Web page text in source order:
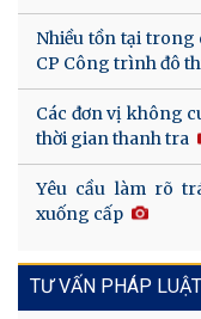
Nhiều tồn tại trong
CP Công trình đô
Các đơn vị không
thời gian thanh tra
Yêu cầu làm rõ
xuống cấp
TƯ VẤN PHÁP LUẬT